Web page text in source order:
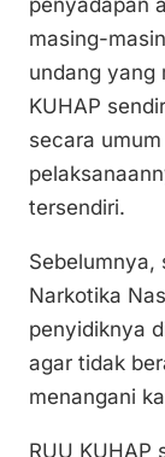
penyadapan
masing-
undang yang
KUHAP
secara
tersendiri.
Sebelumnya,
Narkotika
penyidiknya
agar tidak
menangani
RUU KUHAP